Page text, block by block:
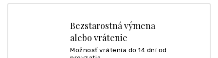
Bezstarostná výmena
alebo vrátenie
Možnosť vrátenia do 14 dní od